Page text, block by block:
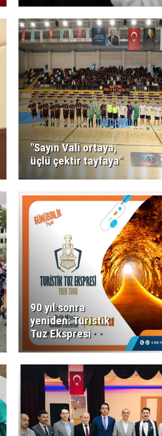
"Sayın Vali ortaya,
üçlü çektir tayfaya"
90 yıl sonra
yeniden: Turistik
Tuz Ekspresi